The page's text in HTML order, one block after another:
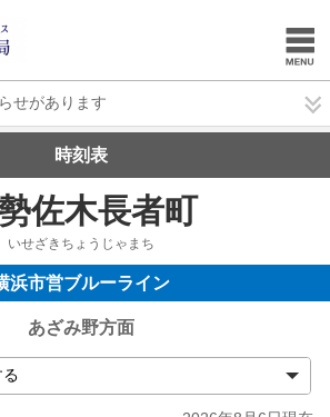
せがあります
時刻表
佐木長者町
いせざきちょうじゃまち
浜市営ブルーライン
あざみ野方面